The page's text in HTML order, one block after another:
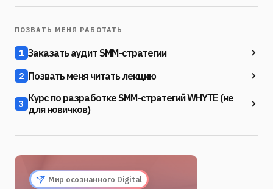
ПОЗВАТЬ МЕНЯ РАБОТАТЬ
1 Заказать аудит SMM-стратегии
2 Позвать меня читать лекцию
3 Курс по разработке SMM-стратегий WHYTE (не
для новичков)
Мир осознанного Digital